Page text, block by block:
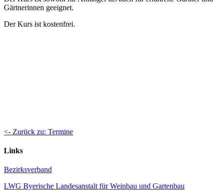
Gärtnerinnen geeignet.
Der Kurs ist kostenfrei.
<- Zurück zu: Termine
Links
Bezirksverband
LWG Byerische Landesanstalt für Weinbau und Gartenbau